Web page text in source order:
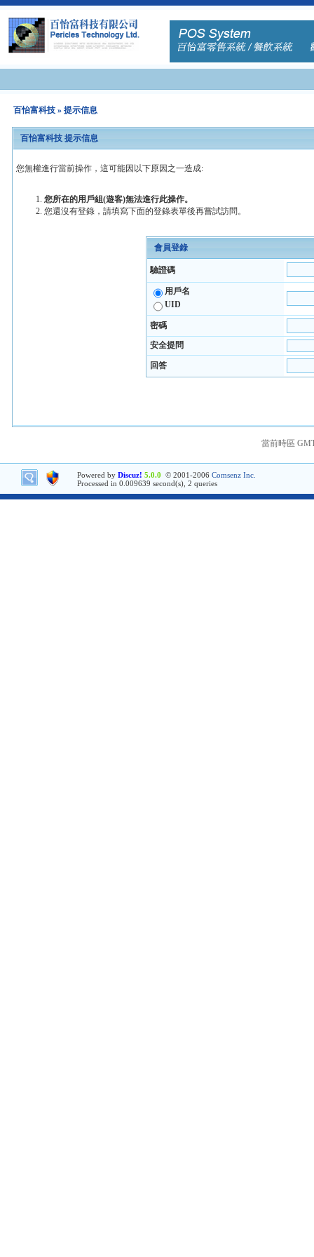
百怡富科技 » 提示信息
百怡富科技 提示信息
您無權進行當前操作，這可能因以下原因之一造成:
您所在的用戶組(遊客)無法進行此操作。
您還沒有登錄，請填寫下面的登錄表單後再嘗試訪問。
會員登錄
驗證碼
用戶名
UID
密碼
安全提問
回答
當前時區
Powered by Discuz! 5.0.0 © 2001-2006 Comsenz Inc.
Processed in 0.009639 second(s), 2 queries